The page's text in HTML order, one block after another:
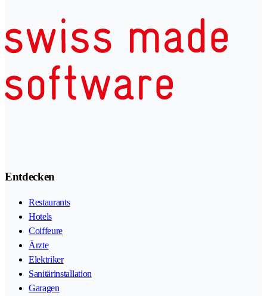
Entdecken
Restaurants
Hotels
Coiffeure
Ärzte
Elektriker
Sanitärinstallation
Garagen